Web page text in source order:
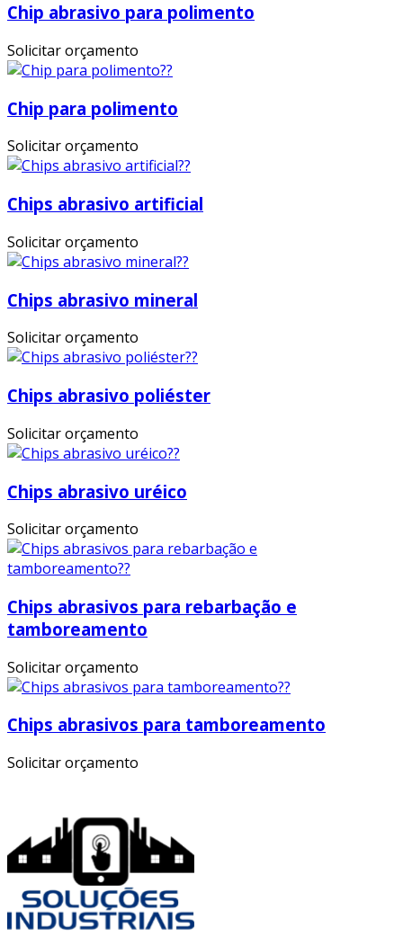
Chip abrasivo para polimento
Solicitar orçamento
Chip para polimento
Solicitar orçamento
Chips abrasivo artificial
Solicitar orçamento
Chips abrasivo mineral
Solicitar orçamento
Chips abrasivo poliéster
Solicitar orçamento
Chips abrasivo uréico
Solicitar orçamento
Chips abrasivos para rebarbação e
tamboreamento
Solicitar orçamento
Chips abrasivos para tamboreamento
Solicitar orçamento